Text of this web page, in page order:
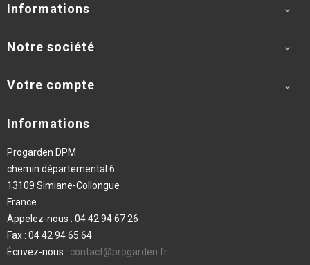
Informations 
Notre société 
Votre compte 
Informations
Progarden DPM
chemin départemental 6
13109 Simiane-Collongue
France
Appelez-nous : 04 42 94 67 26
Fax : 04 42 94 65 64
Écrivez-nous : contact@progarden.fr